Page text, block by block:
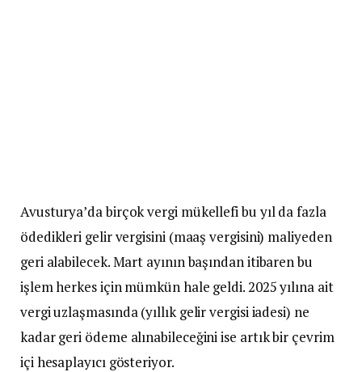
Avusturya’da birçok vergi mükellefi bu yıl da fazla
ödedikleri gelir vergisini (maaş vergisini) maliyeden
geri alabilecek. Mart ayının başından itibaren bu
işlem herkes için mümkün hale geldi. 2025 yılına ait
vergi uzlaşmasında (yıllık gelir vergisi iadesi) ne
kadar geri ödeme alınabileceğini ise artık bir çevrim
içi hesaplayıcı gösteriyor.